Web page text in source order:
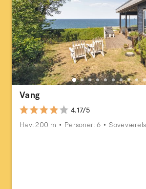
Vang
4.17/5
Hav: 200 m
Personer: 6